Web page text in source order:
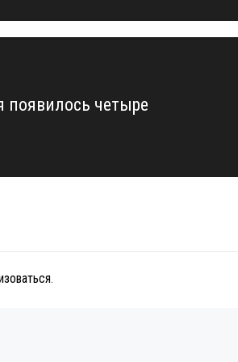
появилось четыре
.